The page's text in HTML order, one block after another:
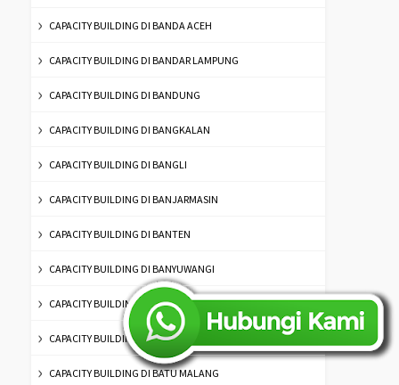
CAPACITY BUILDING DI BANDA ACEH
CAPACITY BUILDING DI BANDAR LAMPUNG
CAPACITY BUILDING DI BANDUNG
CAPACITY BUILDING DI BANGKALAN
CAPACITY BUILDING DI BANGLI
CAPACITY BUILDING DI BANJARMASIN
CAPACITY BUILDING DI BANTEN
CAPACITY BUILDING DI BANYUWANGI
CAPACITY BUILDING DI BATAM
CAPACITY BUILDING DI BATU
CAPACITY BUILDING DI BATU MALANG